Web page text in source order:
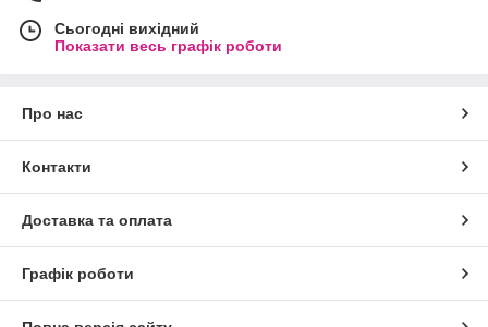
Сьогодні вихідний
Показати весь графік роботи
Про нас
Контакти
Доставка та оплата
Графік роботи